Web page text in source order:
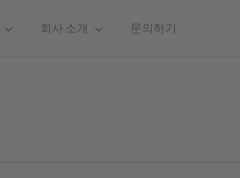
회사 소개 문의하기